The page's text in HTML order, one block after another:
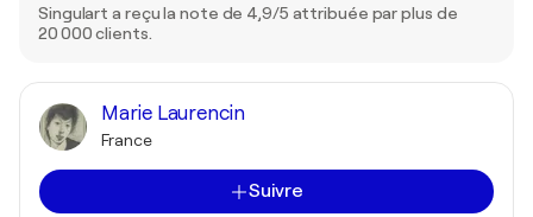
Singulart a reçu la note de 4,9/5 attribuée par plus de
20 000 clients.
Marie Laurencin
France
Suivre